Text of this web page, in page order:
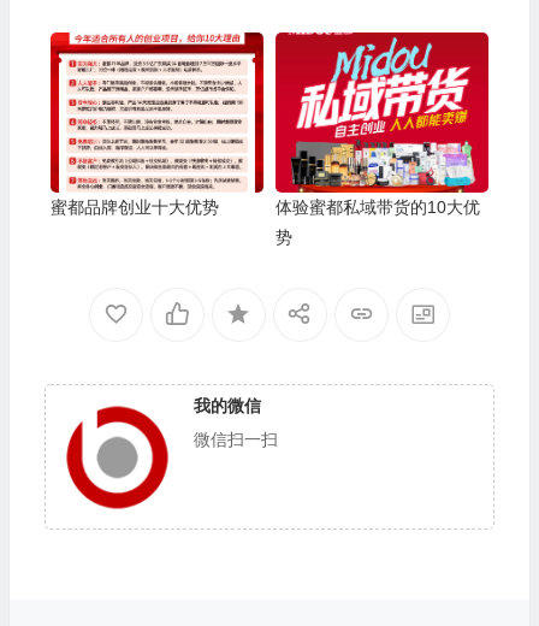
蜜都品牌创业十大优势
体验蜜都私域带货的10大优
势
我的微信
微信扫一扫